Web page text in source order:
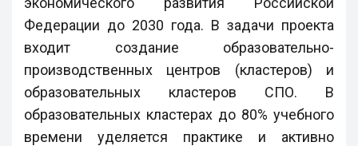
Федерации до 2030 года. В задачи проекта
входит создание образовательно-
производственных центров (кластеров) и
образовательных кластеров СПО. В
образовательных кластерах до 80% учебного
времени уделяется практике и активно